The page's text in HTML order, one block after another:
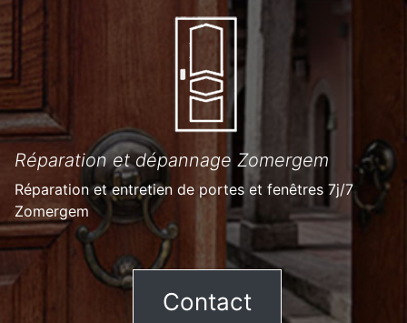
Réparation et dépannage Zomergem
Réparation et entretien de portes et fenêtres 7j/7
Zomergem
Contact